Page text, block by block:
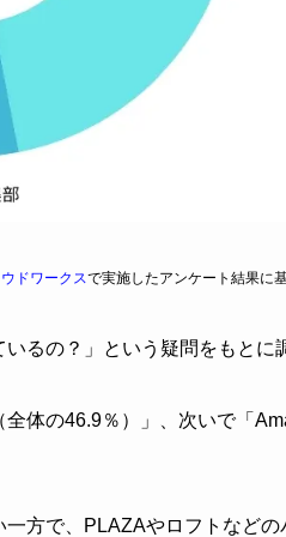
ドワークスで実施したアンケート結果に
るの？」という疑問をもとに
体の46.9％）」、次いで「
方で、PLAZAやロフトなど